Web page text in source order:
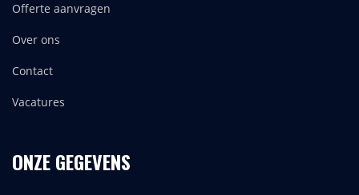
Offerte aanvragen
Over ons
Contact
Vacatures
ONZE GEGEVENS